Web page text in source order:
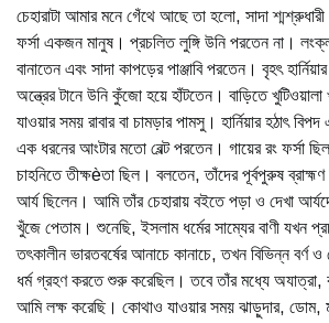
চেহারাটা আমার মনে গেঁথে আছে তা হলো, সাদা শ্মশ্রুধারী
ফর্সা একজন মানুষ। প্রচলিত লুঙ্গি উনি পরতেন না।
বানাতেন এবং সাদা কাপড়ের পাঞ্জাবি পরতেন। বৃহৎ
অন্ত্রের টানে উনি কুঁজো হয়ে হাঁটতেন। বাড়িতে
যাওয়ার সময় রাবার বা চামড়ার পামসু। হার্নিয়ার হঠাৎ
এক ধরনের আংটার মতো বেল্ট পরতেন। গায়ের রং ফর্সা
চাহনিতে তীক্ষèতা ছিল। বলতেন, তাঁদের পূর্বপুরুষ
আর্য ছিলেন। আমি তাঁর চেহারায় বইতে পড়া ও দেখা
খুঁজে পেতাম। শুনেছি, ইসলাম ধর্মের সাম্যের বাণী যখন
তৎকালীন ভারতবর্ষের আনাচে কানাচে, তখন বিভিন্ন বর্ণ
ধর্ম গ্রহণ করতে শুরু করেছিল। তবে তাঁর মধ্যে অযাত্রা,
আমি লক্ষ করেছি। কোথাও যাওয়ার সময় ঝাড়ুদার, ডোম,